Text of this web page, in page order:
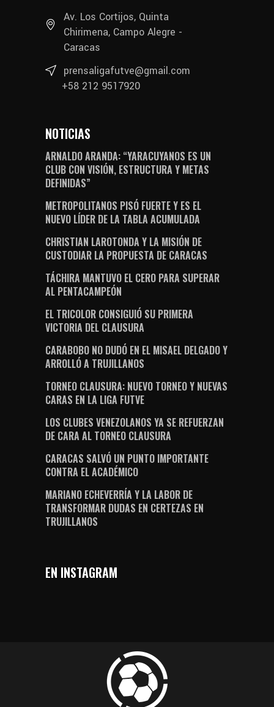
Av. Los Cortijos, Quinta
Chirimena, Campo Alegre -
Caracas
prensaligafutve@gmail.com
+58 212 9517920
NOTICIAS
ARNALDO ARANDA: “YARACUYANOS ES UN
CLUB CON VISIÓN, ESTRUCTURA Y METAS
DEFINIDAS”
METROPOLITANOS PISÓ FUERTE Y ES EL
NUEVO LÍDER DE LA TABLA ACUMULADA
CHRISTIAN LAROTONDA Y LA MISIÓN DE
CUSTODIAR LA PROPUESTA DE CARACAS
TÁCHIRA MANTUVO EL CERO PARA SUPERAR
AL PENTACAMPEÓN
EL TRICOLOR CONSIGUIÓ SU PRIMERA
VICTORIA DEL CLAUSURA
CARABOBO NO DUDÓ EN EL MISAEL DELGADO Y
ARROLLÓ A TRUJILLANOS
TORNEO CLAUSURA: NUEVO TORNEO Y NUEVAS
CARAS EN LA LIGA FUTVE
LOS CLUBES VENEZOLANOS YA SE REFUERZAN
DE CARA AL TORNEO CLAUSURA
CARACAS SALVÓ UN PUNTO IMPORTANTE
CONTRA EL ACADÉMICO
MARIANO ECHEVERRÍA Y LA LABOR DE
TRANSFORMAR DUDAS EN CERTEZAS EN
TRUJILLANOS
EN INSTAGRAM